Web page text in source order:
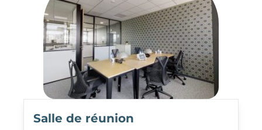
Salle de réunion